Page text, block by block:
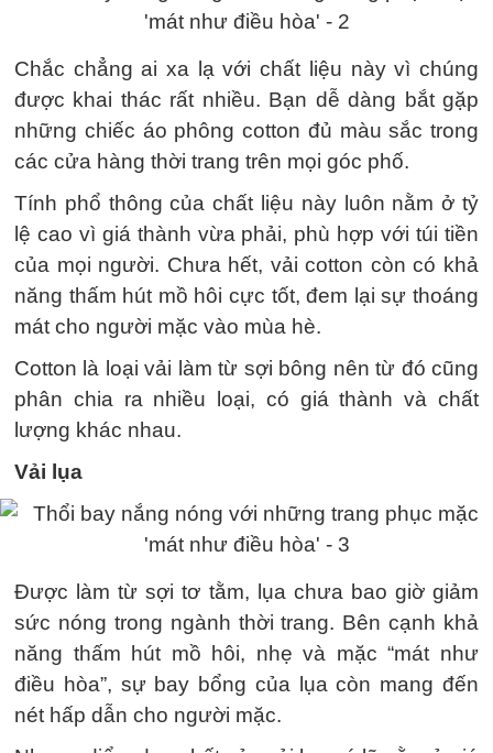
Chắc chẳng ai xa lạ với chất liệu này vì chúng
được khai thác rất nhiều. Bạn dễ dàng bắt gặp
những chiếc áo phông cotton đủ màu sắc trong
các cửa hàng thời trang trên mọi góc phố.
Tính phổ thông của chất liệu này luôn nằm ở tỷ
lệ cao vì giá thành vừa phải, phù hợp với túi tiền
của mọi người. Chưa hết, vải cotton còn có khả
năng thấm hút mồ hôi cực tốt, đem lại sự thoáng
mát cho người mặc vào mùa hè.
Cotton là loại vải làm từ sợi bông nên từ đó cũng
phân chia ra nhiều loại, có giá thành và chất
lượng khác nhau.
Vải lụa
Được làm từ sợi tơ tằm, lụa chưa bao giờ giảm
sức nóng trong ngành thời trang. Bên cạnh khả
năng thấm hút mồ hôi, nhẹ và mặc “mát như
điều hòa”, sự bay bổng của lụa còn mang đến
nét hấp dẫn cho người mặc.